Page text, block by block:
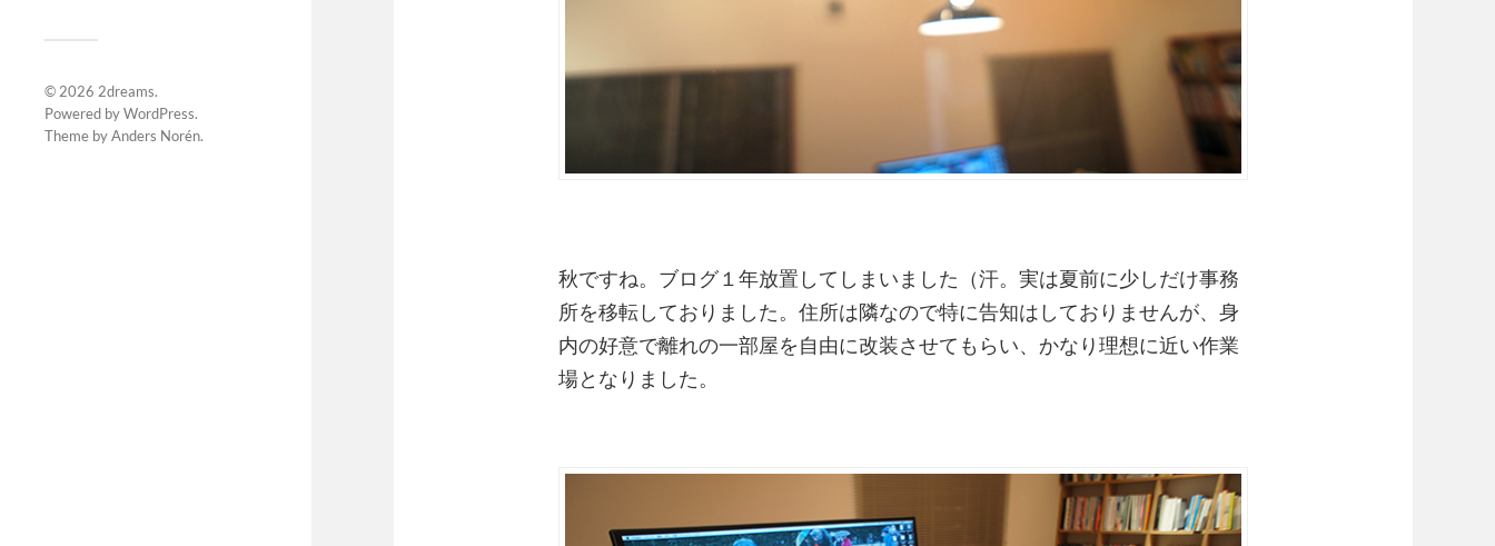
© 2026 2dreams.
Powered byWordPress.
Theme byAnders Norén.
秋ですね。ブログ１年放置してしまいました（汗。実は夏前に少しだけ事務
所を移転しておりました。住所は隣なので特に告知はしておりませんが、身
内の好意で離れの一部屋を自由に改装させてもらい、かなり理想に近い作業
場となりました。